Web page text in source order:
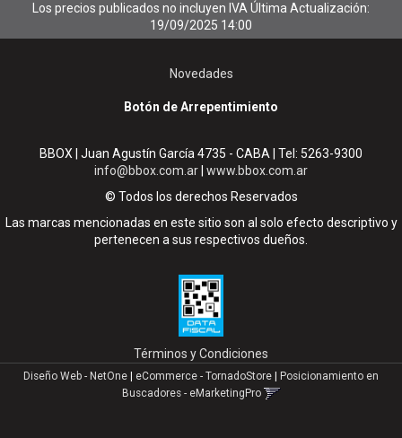
Los precios publicados no incluyen IVAÚltima Actualización:
19/09/2025 14:00
Novedades
Botón de Arrepentimiento
BBOX | Juan Agustín García 4735 - CABA | Tel: 5263-9300
info@bbox.com.ar www.bbox.com.ar
© Todos los derechos Reservados
Las marcas mencionadas en este sitio son al solo efecto descriptivo y
pertenecen a sus respectivos dueños.
Términos y Condiciones
Diseño Web - NetOne | eCommerce - TornadoStore | Posicionamiento en
Buscadores - eMarketingPro